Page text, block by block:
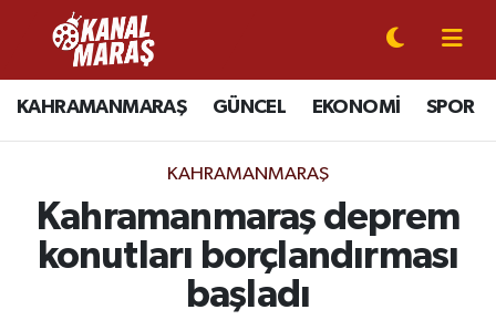
KAHRAMANMARAŞ GÜNCEL EKONOMİ SPOR
KAHRAMANMARAŞ
Kahramanmaraş deprem
konutları borçlandırması
başladı
CANLI YAYIN
KAHRAMANMARAŞ
SPOR
Kahramanmaraş Nöbetçi Eczaneler
Kahramanmaraş Hava Durumu
Kahramanmaraş Trafik Yoğunluk Haritası
Süper Lig Puan Durumu ve Fikstür